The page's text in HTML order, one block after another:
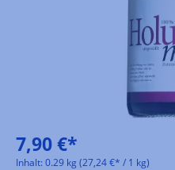
7,90 €*
Inhalt: 0.29 kg (27,24 €* / 1 kg)